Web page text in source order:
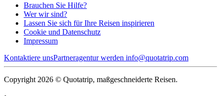
Brauchen Sie Hilfe?
Wer wir sind?
Lassen Sie sich für Ihre Reisen inspirieren
Cookie und Datenschutz
Impressum
Kontaktiere unsPartneragentur werden info@quotatrip.com
Copyright 2026 © Quotatrip, maßgeschneiderte Reisen.